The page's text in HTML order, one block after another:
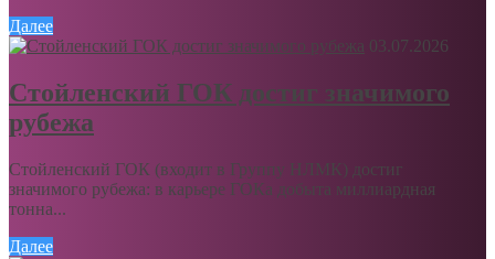
Далее
03.07.2026
Стойленский ГОК достиг значимого
рубежа
Стойленский ГОК (входит в Группу НЛМК) достиг
значимого рубежа: в карьере ГОКа добыта миллиардная
тонна...
Далее